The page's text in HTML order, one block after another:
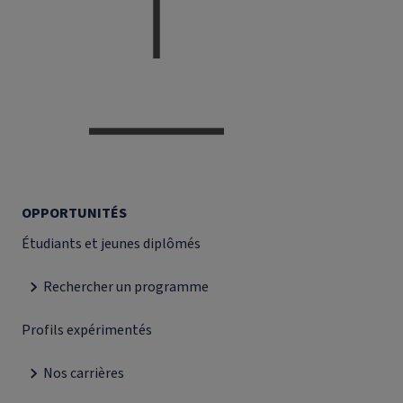
OPPORTUNITÉS
Étudiants et jeunes diplômés
Rechercher un programme
Profils expérimentés
Nos carrières